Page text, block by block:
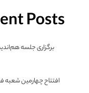
Posts
برگزاری جلسه
افتتاح چهارمین شعبه